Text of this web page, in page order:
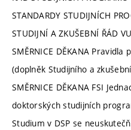
STANDARDY STUDIJNÍCH
STUDIJNÍ A ZKUŠEBNÍ ŘÁD
SMĚRNICE DĚKANA
(doplněk Studijního a
SMĚRNICE DĚKANA FSI
doktorských studijních
Studium v DSP se